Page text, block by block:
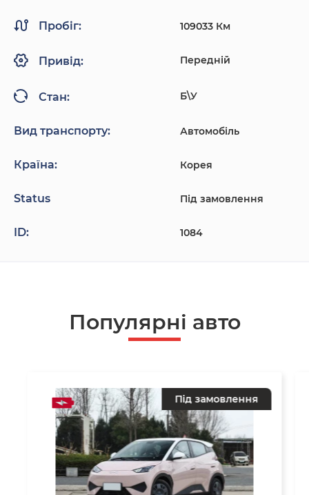
Пробіг: 109033 Км
Привід: Передній
Стан: Б\У
Вид транспорту: Автомобіль
Країна: Корея
Status Під замовлення
ID: 1084
Популярнi авто
Під замовлення